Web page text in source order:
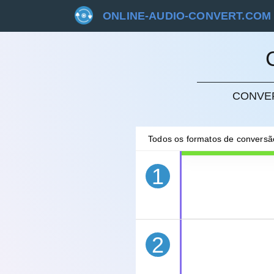
ONLINE-AUDIO-CONVERT.COM
Todos os formatos de
1
2